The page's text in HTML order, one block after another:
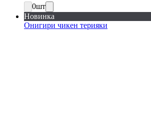
0шт
Новинка
Онигири чикен терияки